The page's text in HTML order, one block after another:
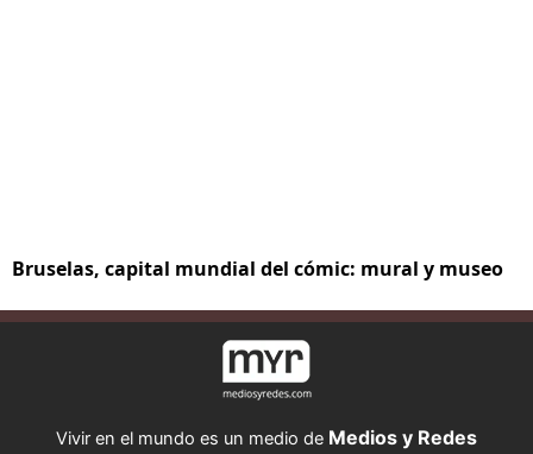
Bruselas, capital mundial del cómic: mural y museo
Vivir en el mundo es un medio de Medios y Redes